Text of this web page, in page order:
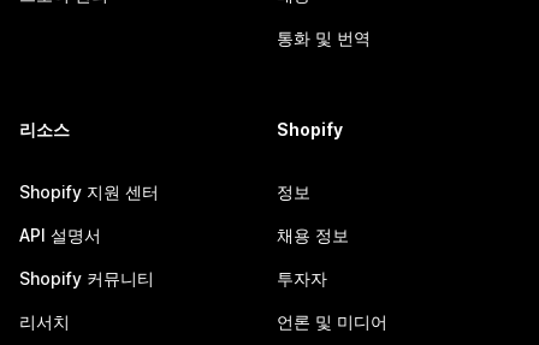
통화 및 번역
리소스
Shopify 지원 센터
API 설명서
Shopify 커뮤니티
리서치
Shopify
정보
채용 정보
투자자
언론 및 미디어